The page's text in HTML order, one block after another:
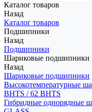
Каталог товаров
Назад
Каталог товаров
Подшипники
Назад
Подшипники
Шариковые подшипники
Назад
Шариковые подшипники
Высокотемпературные
BHTS / 62 BHTS
Гибридные однорядные